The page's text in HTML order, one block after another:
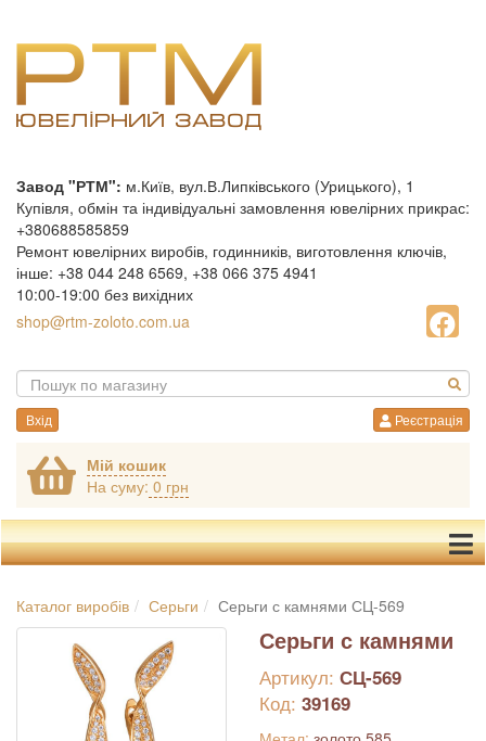
Завод "РТМ": м.Київ, вул.В.Липківського (Урицького), 1
Купівля, обмін та індивідуальні замовлення ювелірних прикрас:
+380688585859
Ремонт ювелірних виробів, годинників, виготовлення ключів,
інше: +38 044 248 6569, +38 066 375 4941
10:00-19:00 без вихідних
shop@rtm-zoloto.com.ua
Вхід Реєстрація
Мій кошик
На суму: 0 грн
Каталог виробів Серьги Серьги с камнями СЦ-569
Серьги с камнями
Артикул: СЦ-569
Код: 39169